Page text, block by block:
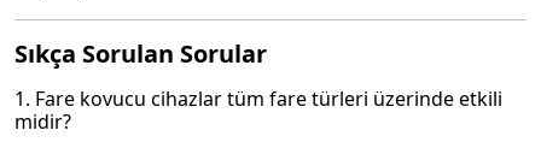
Sıkça Sorulan Sorular
1. Fare kovucu cihazlar tüm fare türleri üzerinde etkili
midir?